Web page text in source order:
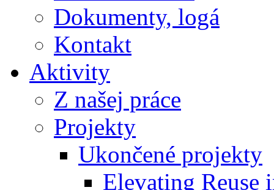
Dokumenty, logá
Kontakt
Aktivity
Z našej práce
Projekty
Ukončené projekty
Elevating Reuse